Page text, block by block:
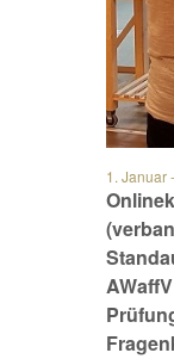
1. Januar-